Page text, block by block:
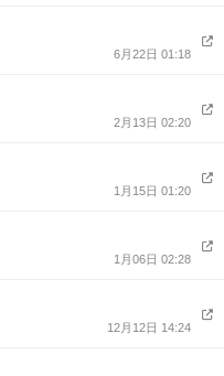
6月22日 01:18
2月13日 02:20
1月15日 01:20
1月06日 02:28
12月12日 14:24